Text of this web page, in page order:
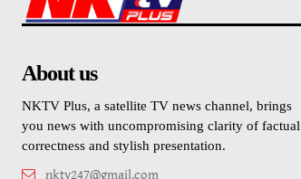
About us
NKTV Plus, a satellite TV news channel, brings
you news with uncompromising clarity of factual
correctness and stylish presentation.
nktv247@gmail.com